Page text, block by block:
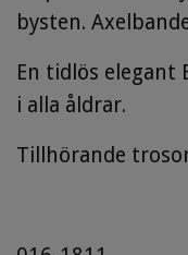
bysten.
En tidlös elegant
i alla åldrar.
Tillhörande